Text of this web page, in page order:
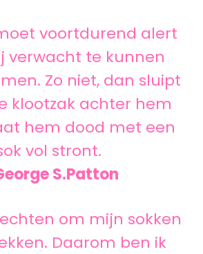
voortdurend alert
verwacht te kunnen
Zo niet, dan sluipt
klootzak achter hem
hem dood met een
vol stront.
S.Patton
om mijn sokken
Daarom ben ik